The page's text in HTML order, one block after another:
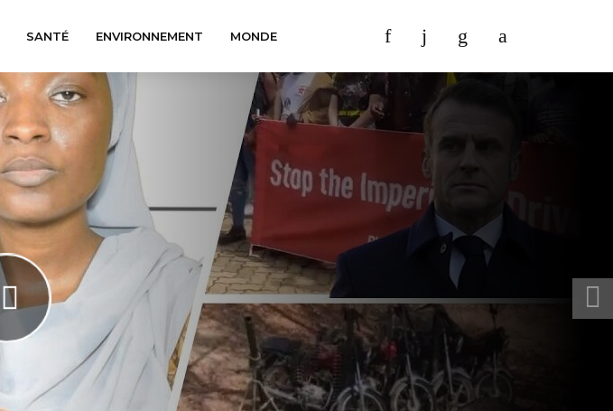
SANTÉ ENVIRONNEMENT MONDE